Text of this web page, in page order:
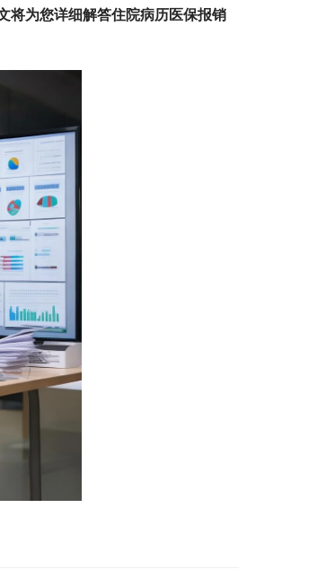
将为您详细解答住院病历医保报销